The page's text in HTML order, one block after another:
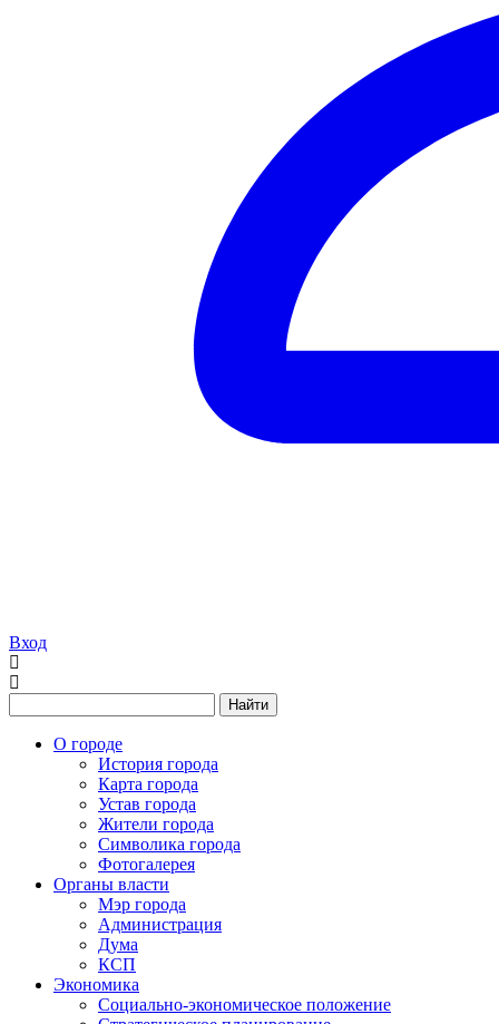
Вход
Найти
О городе
История города
Карта города
Устав города
Жители города
Символика города
Фотогалерея
Органы власти
Мэр города
Администрация
Дума
КСП
Экономика
Социально-экономическое положение